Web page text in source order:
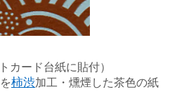
カード台紙に貼付）
柿渋加工・燻煙した茶色の紙